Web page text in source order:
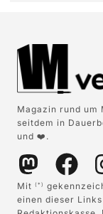
Magazin rund um
seitdem in
und ❤️.
Mit (*)
einen dieser